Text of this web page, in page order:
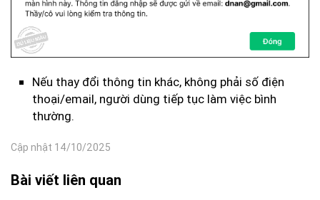
Nếu thay đổi thông tin khác, không phải số điện
thoại/email, người dùng tiếp tục làm việc bình
thường.
Cập nhật 14/10/2025
Bài viết liên quan